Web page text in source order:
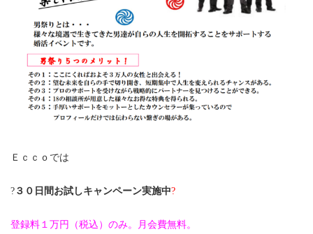
Ｅｃｃｏでは
? ３０日間お試しキャンペーン実施中?
登録料１万円（税込）のみ。月会費無料。